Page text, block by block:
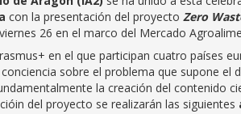
con la presentación del proyecto Zero
26 en el marco del Mercado
en el que participan cuatro países
sobre el problema que supone el
la creación del contenido
del proyecto se realizarán las siguientes